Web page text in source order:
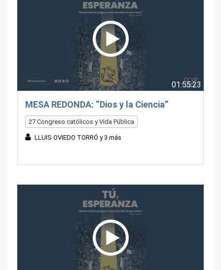
01:55:23
MESA REDONDA: “Dios y la Ciencia”
27 Congreso católicos y Vida Pública
LLUIS OVIEDO TORRÓ y 3 más